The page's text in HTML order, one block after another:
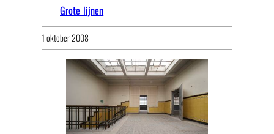
Grote lijnen
1 oktober 2008